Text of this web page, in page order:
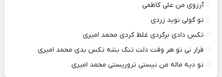
آرزوی من علی کاظمی
تو گولی نوید زردی
تکس دادی برگردی غلط کردی محمد امیری
قرار نی تو هر وقت دلت تنگ بشه تکس بدی محمد امیری
تو دیه ماله من نیستی تروریستی محمد امیری